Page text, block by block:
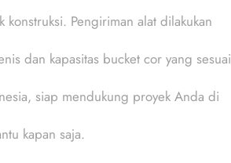
Pengiriman alat dilakukan
dan kapasitas bucket cor yang sesuai
siap mendukung proyek Anda di
kapan saja.